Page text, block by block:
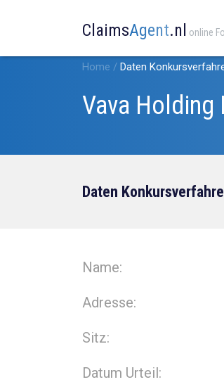
ClaimsAgent.nl online
Home / Daten
Vava Holding
Daten
Name:
Adresse:
Sitz:
Datum Urteil: